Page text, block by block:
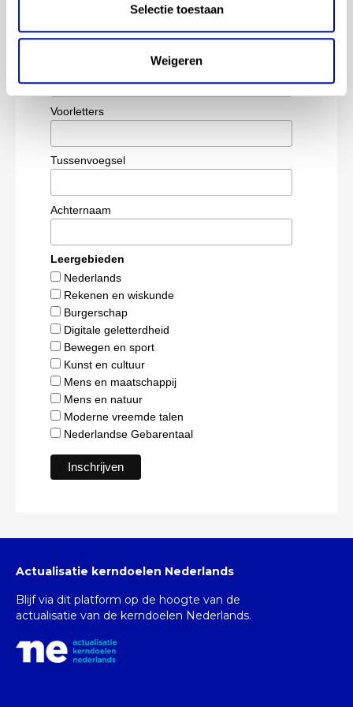
Selectie toestaan
Weigeren
Aanmelden updates
*zijn verplicht
Voorletters
Tussenvoegsel
Achternaam
Leergebieden
Nederlands
Rekenen en wiskunde
Burgerschap
Digitale geletterdheid
Bewegen en sport
Kunst en cultuur
Mens en maatschappij
Mens en natuur
Moderne vreemde talen
Nederlandse Gebarentaal
Actualisatie kerndoelen Nederlands
Blijf via dit platform op de hoogte van de
actualisatie van de kerndoelen Nederlands.